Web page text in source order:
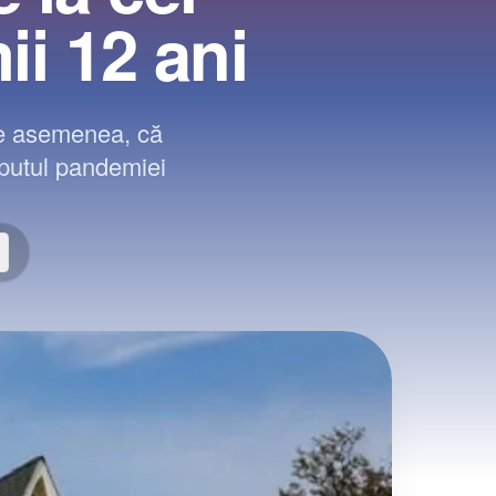
12 ani
asemenea, că
pandemiei